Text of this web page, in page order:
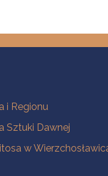
i Regionu
Sztuki Dawnej
w